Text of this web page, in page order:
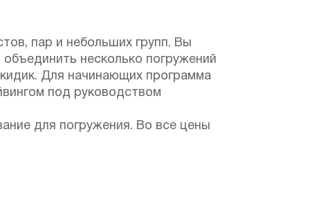
пар и небольших групп. Вы
несколько погружений
Для начинающих программа
под руководством
для погружения. Во все цены